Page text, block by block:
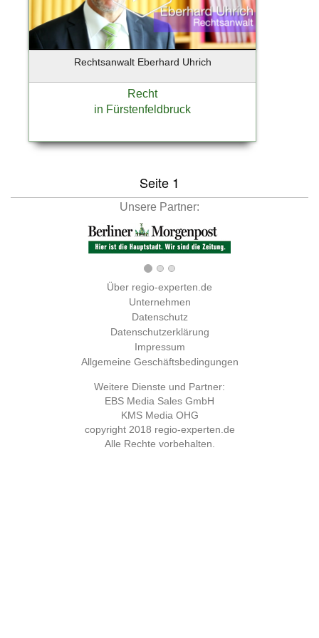
Regensburg
Rendsburg
Röhrmoos
Worms
Rechtsanwalt Eberhard Uhrich
Recht
in Fürstenfeldbruck
Seite 1
Unsere Partner:
Über regio-experten.de
Unternehmen
Datenschutz
Datenschutzerklärung
Impressum
Allgemeine Geschäftsbedingungen
Weitere Dienste und Partner:
EBS Media Sales GmbH
KMS Media OHG
copyright 2018 regio-experten.de
Alle Rechte vorbehalten.